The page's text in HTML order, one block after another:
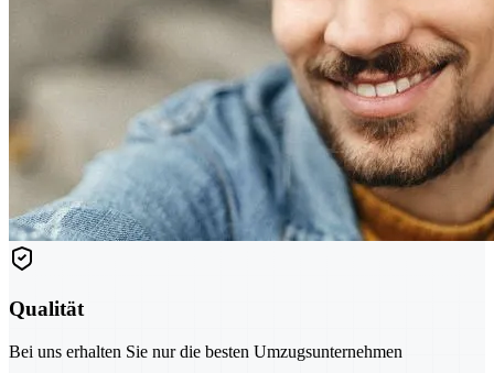
Qualität
Bei uns erhalten Sie nur die besten Umzugsunternehmen